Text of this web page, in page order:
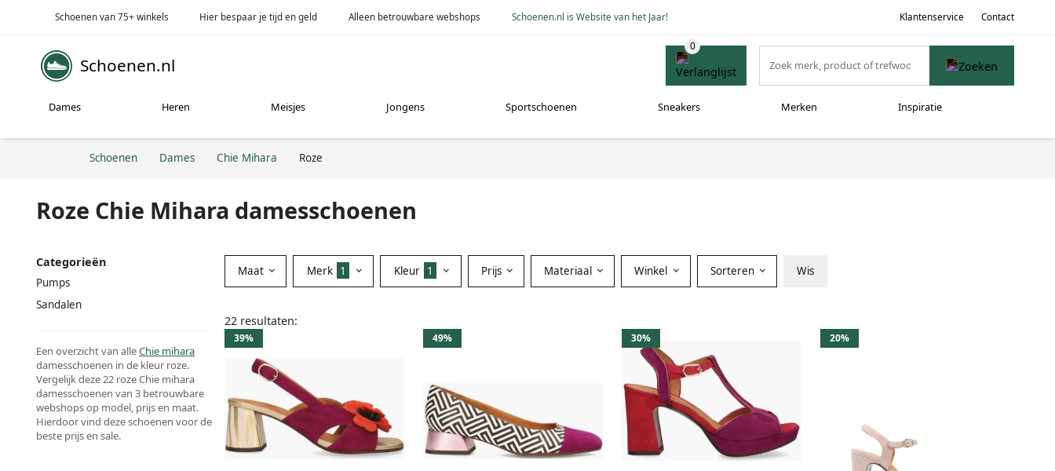
Schoenen van 75+ winkels Hier bespaar je tijd en geld Alleen betrouwbare webshops Schoenen.nl is Website van het Jaar! Klantenservice Contact
Schoenen.nl
Dames Heren Meisjes Jongens Sportschoenen Sneakers Merken Inspiratie
Schoenen Dames Chie Mihara Roze
Roze Chie Mihara damesschoenen
Categorieën
Pumps
Sandalen
Een overzicht van alleChie mihara
damesschoenen in de kleur roze.
Vergelijk deze 22 roze Chie mihara
damesschoenen van 3 betrouwbare
webshops op model, prijs en maat.
Hierdoor vind deze schoenen voor de
beste prijs en sale.
Maat Merk 1 Kleur 1 Prijs Materiaal Winkel Sorteren Wis
22 resultaten:
39% 49% 30% 20%